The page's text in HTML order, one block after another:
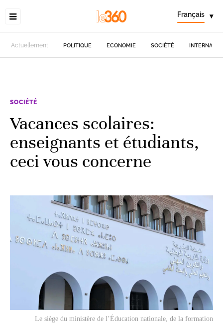
Français ▾
Actuellement POLITIQUE ECONOMIE SOCIÉTÉ
SOCIÉTÉ
Vacances scolaires:
enseignants et étudiants,
ceci vous concerne
Le siège du ministère de l’Éducation nationale, de la formation